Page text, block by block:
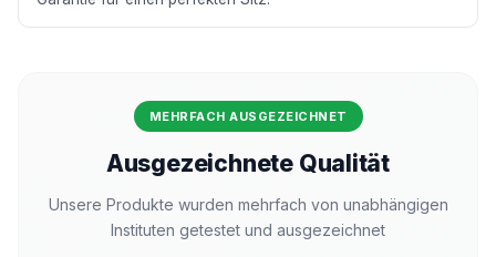
MEHRFACH AUSGEZEICHNET
Ausgezeichnete Qualität
Unsere Produkte wurden mehrfach von unabhängigen
Instituten getestet und ausgezeichnet